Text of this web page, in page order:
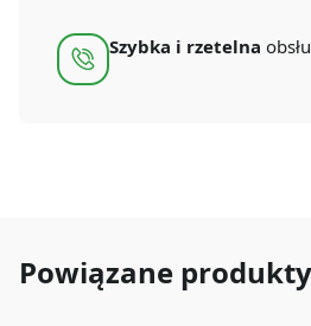
Szybka i rzetelna
Powiązane produkty